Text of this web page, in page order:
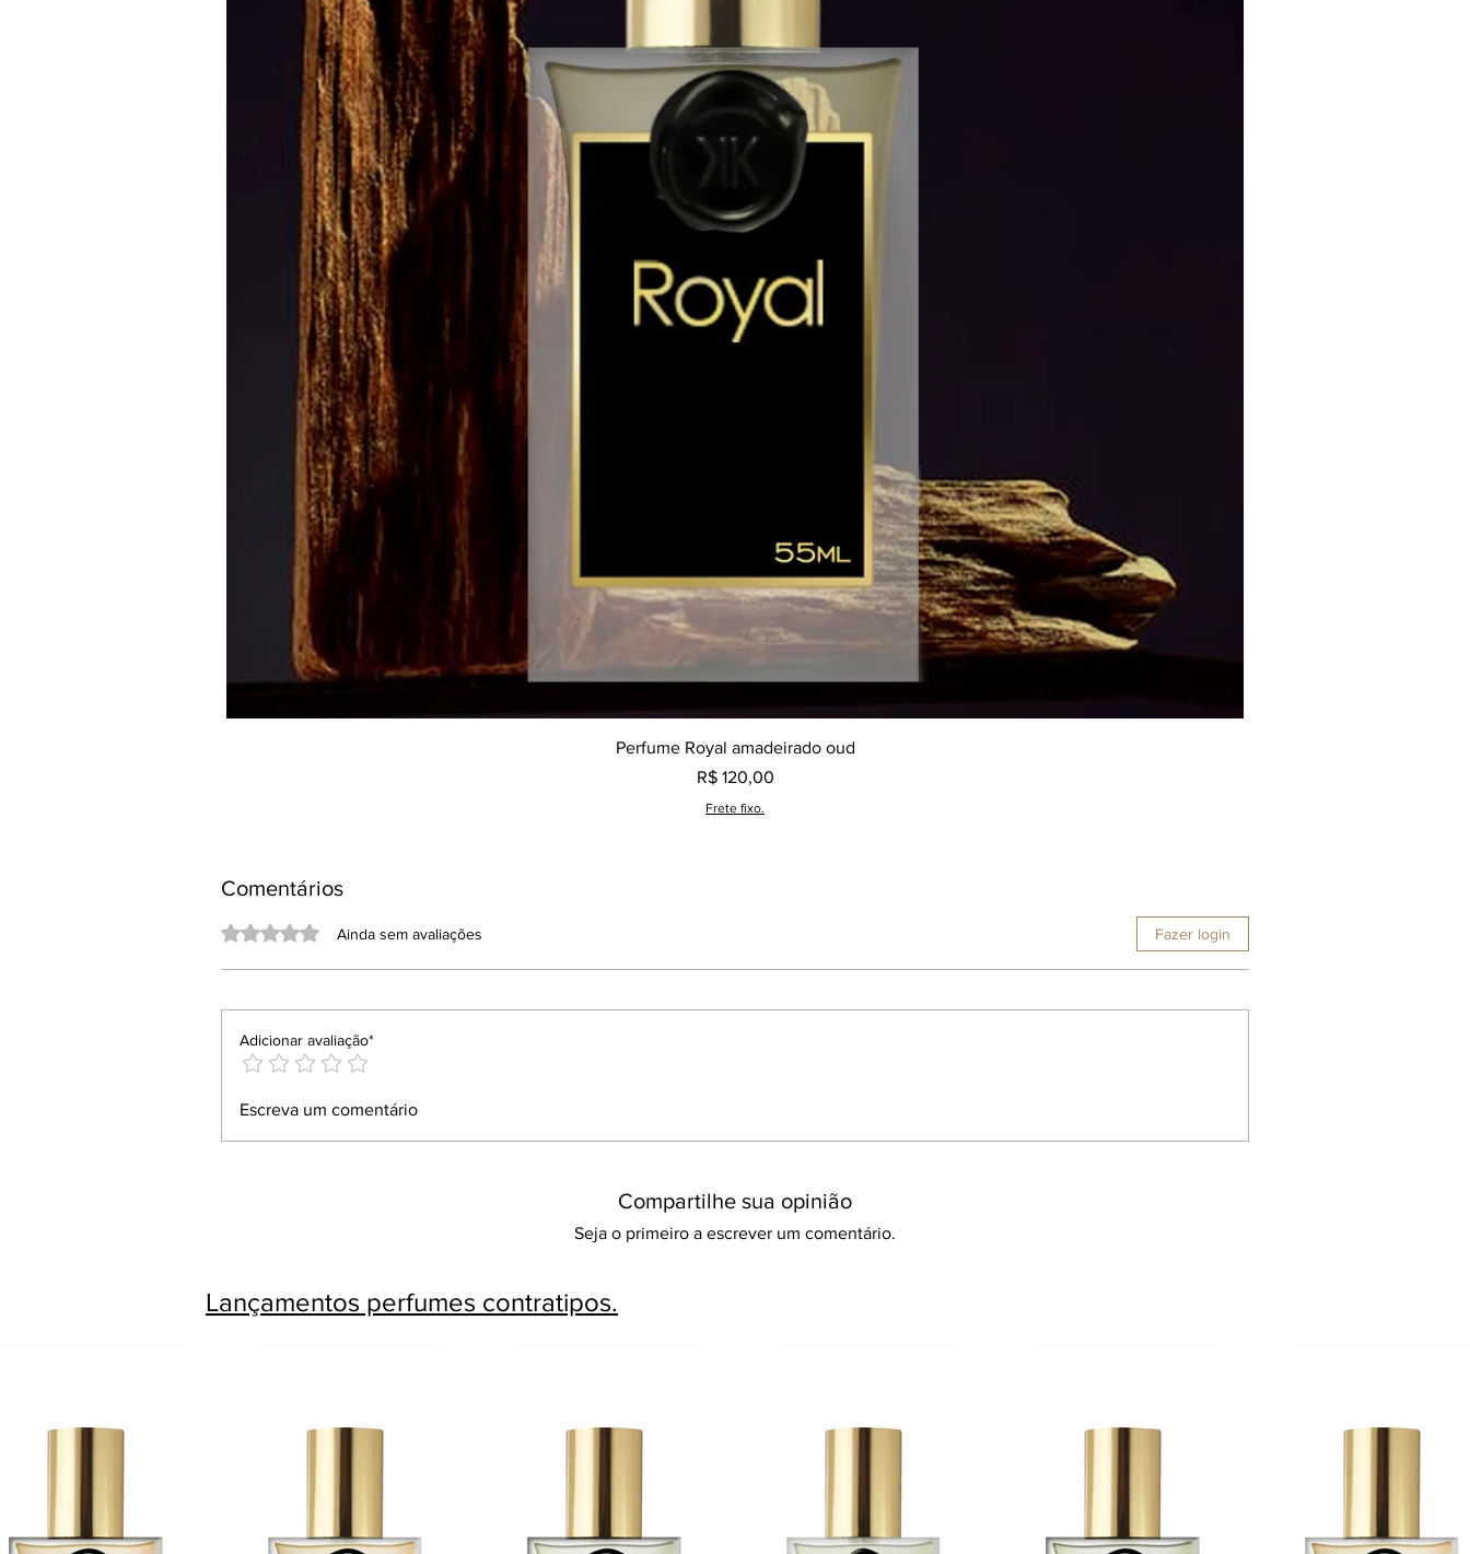
Visualização rápida
Perfume Royal amadeirado oud
Preço
R$ 120,00
Frete fixo.
Comentários
Fazer login
Avaliado com 0 de 5 estrelas.Ainda sem avaliações
Adicionar avaliação*
Escreva um comentário
Compartilhe sua opinião
Seja o primeiro a escrever um comentário.
Lançamentos perfumes contratipos.